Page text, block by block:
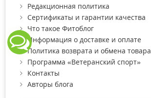
Редакционная политика
Сертификаты и гарантии качества
Что такое Фитоблог
Информация о доставке и оплате
Политика возврата и обмена товара
Программа «Ветеранский спорт»
Контакты
Авторы блога